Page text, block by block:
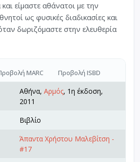
είμαστε αθάνατοι με την
ως φυσικές διαδικασίες και
δωριζόμαστε στην ελευθερία
MARC Προβολή ISBD
Αθήνα, Αρμός, 1η έκδοση,
2011
Βιβλίο
Άπαντα Χρήστου Μαλεβίτση -
#17